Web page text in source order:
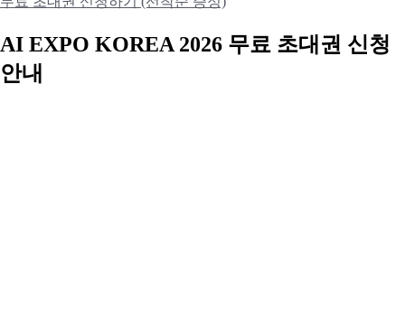
AI EXPO KOREA 2026 무료 초대권 신청
안내